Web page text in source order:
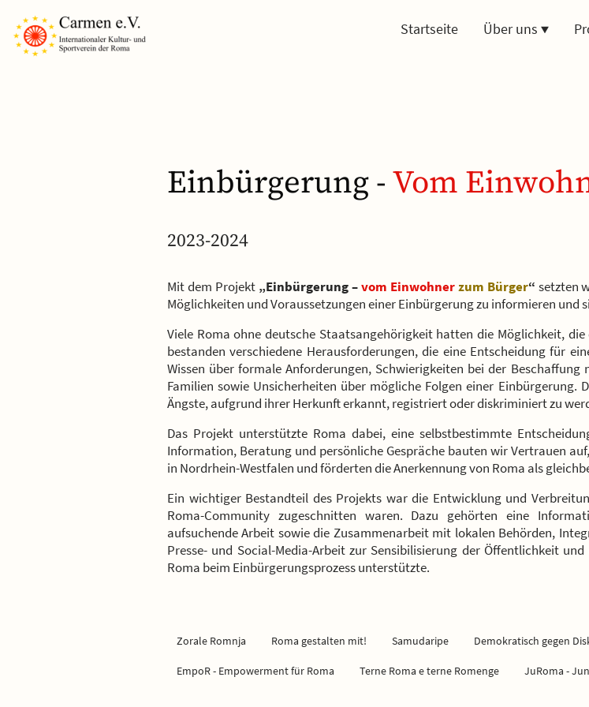
Startseite Über uns
Einbürgerung -Vom
2023-2024
Mit dem Projekt „Einbürgerung –vom Einwohnerzum Bürger“ setzten
Möglichkeiten und Voraussetzungen einer Einbürgerung zu informieren und
Viele Roma ohne deutsche Staatsangehörigkeit hatten die Möglichkeit,
bestanden verschiedene Herausforderungen, die eine Entscheidung für
Wissen über formale Anforderungen, Schwierigkeiten bei der
Familien sowie Unsicherheiten über mögliche Folgen einer Einbürgerung.
Ängste, aufgrund ihrer Herkunft erkannt, registriert oder diskriminiert zu
Das Projekt unterstützte Roma dabei, eine selbstbestimmte
Information, Beratung und persönliche Gespräche bauten wir Vertrauen
in Nordrhein-Westfalen und förderten die Anerkennung von Roma als
Ein wichtiger Bestandteil des Projekts war die Entwicklung und
Roma-Community zugeschnitten waren. Dazu gehörten eine
aufsuchende Arbeit sowie die Zusammenarbeit mit lokalen Behörden,
Presse- und Social-Media-Arbeit zur Sensibilisierung der Öffentlichkeit
Roma beim Einbürgerungsprozess unterstützte.
Zorale Romnja Roma gestalten mit! Samudaripe
EmpoR - Empowerment für Roma Terne Roma e terne Romenge JuRoma -